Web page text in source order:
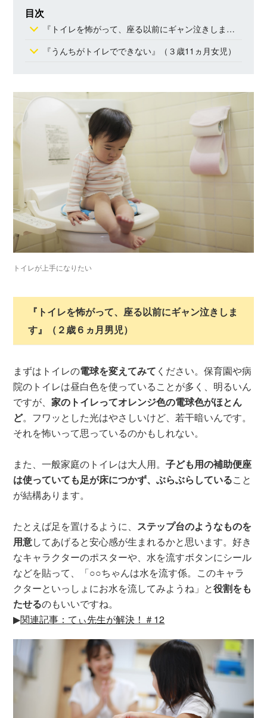
目次
『トイレを怖がって、座る以前にギャン泣きします』（２歳６ヵ月男児）
『うんちがトイレでできない』（３歳11ヵ月女児）
トイレが上手になりたい
『トイレを怖がって、座る以前にギャン泣きしま
す』（２歳６ヵ月男児）
まずはトイレの電球を変えてみて ください。保育園や病
院のトイレは昼白色を使っていることが多く、明るいん
ですが、家のトイレってオレンジ色の電球色がほとん
ど。フワッとした光はやさしいけど、若干暗いんです。
それを怖いって思っているのかもしれない。
また、一般家庭のトイレは大人用。子ども用の補助便座
は使っていても足が床につかず、ぶらぶらしていること
が結構あります。
たとえば足を置けるように、 ステップ台のようなものを
用意してあげると安心感が生まれるかと思います。好き
なキャラクターのポスターや、水を流すボタンにシール
などを貼って、「○○ちゃんは水を流す係。このキャラ
クターといっしょにお水を流してみようね」と役割をも
たせるのもいいですね。
▶︎関連記事：てぃ先生が解決！＃12